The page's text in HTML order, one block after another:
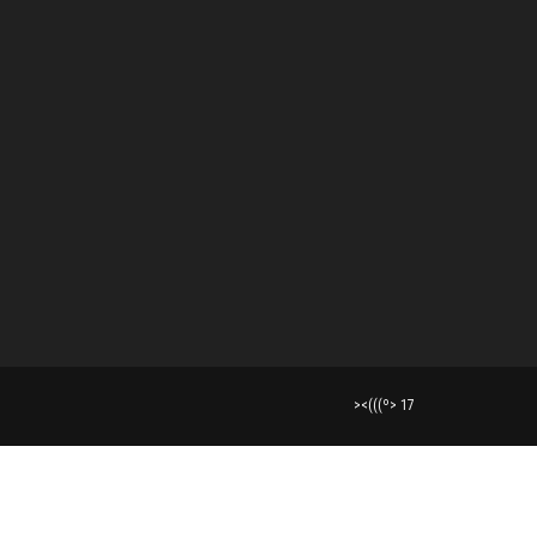
><(((º> 17